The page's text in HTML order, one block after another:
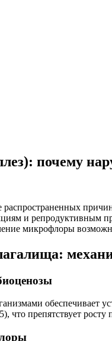
почему
и репродуктивным
микрофлоры
обеспечивает
препятствует